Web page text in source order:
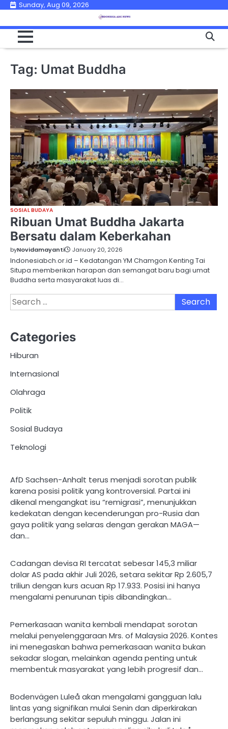
Skip
content
Sunday, Aug 09, 2026
Tag: Umat Buddha
SOSIAL BUDAYA
Ribuan Umat Buddha Jakarta
Bersatu dalam Keberkahan
byNovidamayanti January 20, 2026
Indonesiabch.or.id – Kedatangan YM Chamgon Kenting Tai
Situpa memberikan harapan dan semangat baru bagi umat
Buddha serta masyarakat luas di…
Search
for:
Categories
Hiburan
Internasional
Olahraga
Politik
Sosial Budaya
Teknologi
AfD Sachsen-Anhalt terus menjadi sorotan publik
karena posisi politik yang kontroversial. Partai ini
dikenal mengangkat isu “remigrasi”, menunjukkan
kedekatan dengan kecenderungan pro-Rusia dan
gaya politik yang selaras dengan gerakan MAGA—
dan…
Cadangan devisa RI tercatat sebesar 145,3 miliar
dolar AS pada akhir Juli 2026, setara sekitar Rp 2.605,7
triliun dengan kurs acuan Rp 17.933. Posisi ini hanya
mengalami penurunan tipis dibandingkan…
Pemerkasaan wanita kembali mendapat sorotan
melalui penyelenggaraan Mrs. of Malaysia 2026. Kontes
ini menegaskan bahwa pemerkasaan wanita bukan
sekadar slogan, melainkan agenda penting untuk
membentuk masyarakat yang lebih progresif dan…
Bodenvägen Luleå akan mengalami gangguan lalu
lintas yang signifikan mulai Senin dan diperkirakan
berlangsung sekitar sepuluh minggu. Jalan ini